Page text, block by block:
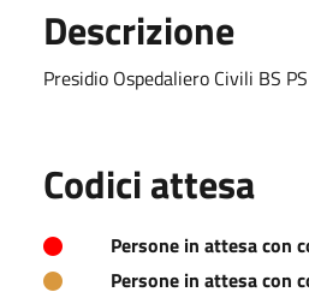
Descrizione
Presidio Ospedaliero Civili BS
Codici attesa
Persone in attesa con
Persone in attesa con